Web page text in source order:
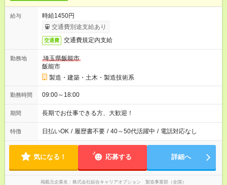
給与
時給1450円
交通費別途支給あり
交通費 交通費規定内支給
勤務地
埼玉県飯能市
飯能市
製造・建築・土木・製造技術系
勤務時間 09:00～18:00
期間 長期でお仕事できる方、大歓迎！
特徴 日払いOK / 履歴書不要 / 40～50代活躍中 / 電話対応なし
気になる！ 応募する 詳細へ
掲載元企業名 株式会社綜合キャリアオプション 製造事業部（全国）